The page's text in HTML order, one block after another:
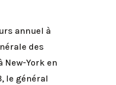
annuel à
des
New-York en
le général